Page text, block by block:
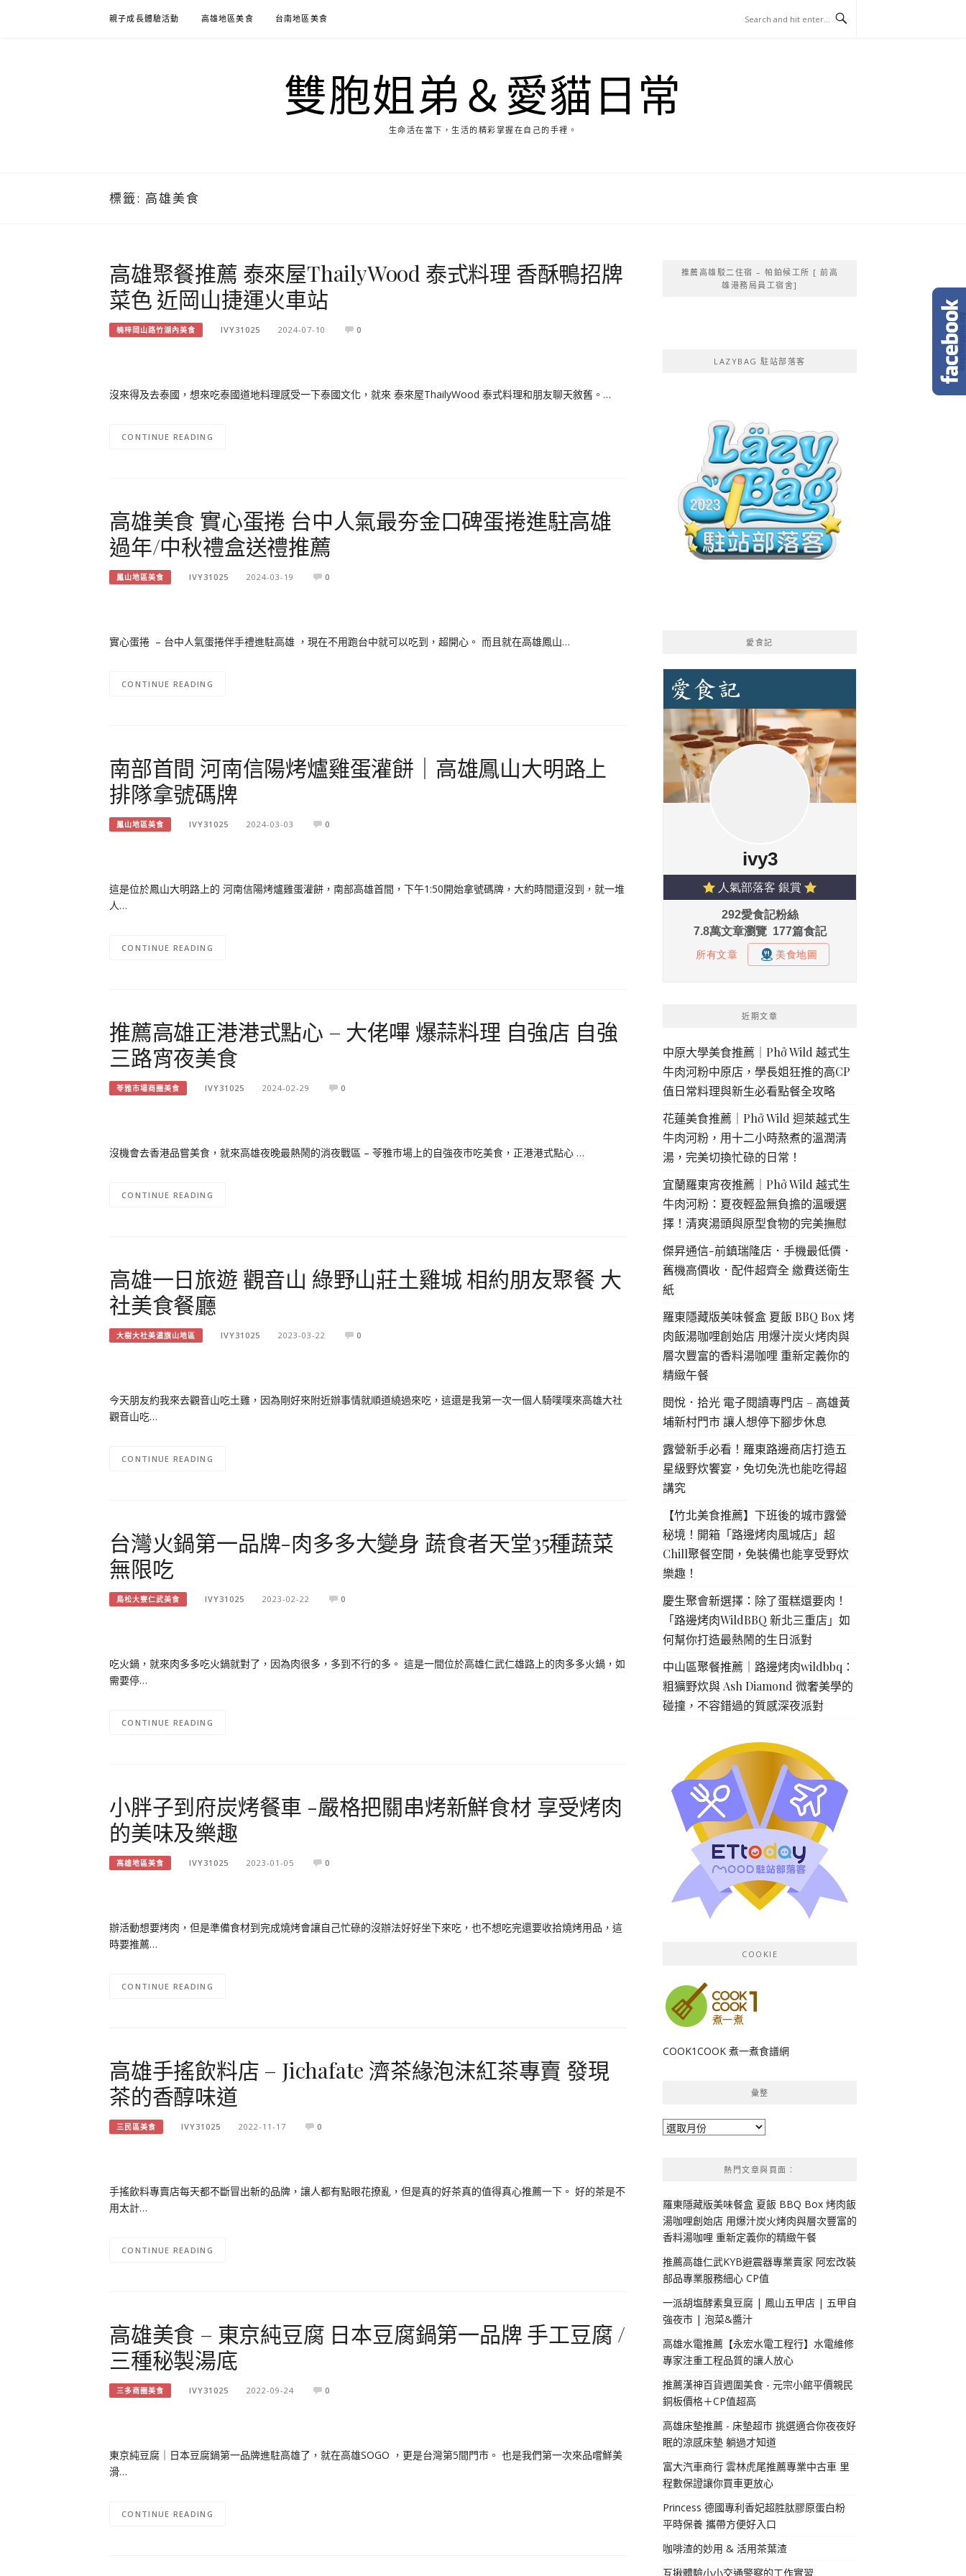
親子成長體驗活動 高雄地區美食 台南地區美食
雙胞姐弟＆愛貓日常
生命活在當下，生活的精彩掌握在自己的手裡。
標籤: 高雄美食
高雄聚餐推薦 泰來屋ThailyWood 泰式料理 香酥鴨招牌
菜色 近岡山捷運火車站
楠梓岡山路竹湖內美食 IVY31025 2024-07-10 0
沒來得及去泰國，想來吃泰國道地料理感受一下泰國文化，就來 泰來屋ThailyWood 泰式料理和朋友聊天敘舊。…
CONTINUE READING
高雄美食 實心蛋捲 台中人氣最夯金口碑蛋捲進駐高雄
過年/中秋禮盒送禮推薦
鳳山地區美食 IVY31025 2024-03-19 0
實心蛋捲 – 台中人氣蛋捲伴手禮進駐高雄 ，現在不用跑台中就可以吃到，超開心。 而且就在高雄鳳山…
CONTINUE READING
南部首間 河南信陽烤爐雞蛋灌餅｜高雄鳳山大明路上
排隊拿號碼牌
鳳山地區美食 IVY31025 2024-03-03 0
這是位於鳳山大明路上的 河南信陽烤爐雞蛋灌餅，南部高雄首間，下午1:50開始拿號碼牌，大約時間還沒到，就一堆
人…
CONTINUE READING
推薦高雄正港港式點心 – 大佬嗶 爆蒜料理 自強店 自強
三路宵夜美食
苓雅市場商圈美食 IVY31025 2024-02-29 0
沒機會去香港品嘗美食，就來高雄夜晚最熱鬧的消夜戰區 – 苓雅市場上的自強夜市吃美食，正港港式點心 …
CONTINUE READING
高雄一日旅遊 觀音山 綠野山莊土雞城 相約朋友聚餐 大
社美食餐廳
大樹大社美濃旗山地區 IVY31025 2023-03-22 0
今天朋友約我來去觀音山吃土雞，因為剛好來附近辦事情就順道繞過來吃，這還是我第一次一個人騎噗噗來高雄大社
觀音山吃…
CONTINUE READING
台灣火鍋第一品牌-肉多多大變身 蔬食者天堂35種蔬菜
無限吃
鳥松大寮仁武美食 IVY31025 2023-02-22 0
吃火鍋，就來肉多多吃火鍋就對了，因為肉很多，多到不行的多。 這是一間位於高雄仁武仁雄路上的肉多多火鍋，如
需要停…
CONTINUE READING
小胖子到府炭烤餐車 -嚴格把關串烤新鮮食材 享受烤肉
的美味及樂趣
高雄地區美食 IVY31025 2023-01-05 0
辦活動想要烤肉，但是準備食材到完成燒烤會讓自己忙碌的沒辦法好好坐下來吃，也不想吃完還要收拾燒烤用品，這
時要推薦…
CONTINUE READING
高雄手搖飲料店 – Jichafate 濟茶緣泡沫紅茶專賣 發現
茶的香醇味道
三民區美食 IVY31025 2022-11-17 0
手搖飲料專賣店每天都不斷冒出新的品牌，讓人都有點眼花撩亂，但是真的好茶真的值得真心推薦一下。 好的茶是不
用太計…
CONTINUE READING
高雄美食 – 東京純豆腐 日本豆腐鍋第一品牌 手工豆腐 /
三種秘製湯底
三多商圈美食 IVY31025 2022-09-24 0
東京純豆腐｜日本豆腐鍋第一品牌進駐高雄了，就在高雄SOGO ，更是台灣第5間門市。 也是我們第一次來品嚐鮮美
滑…
CONTINUE READING
推薦高雄駁二住宿 – 帕鉑候工所 [ 前高
雄港務局員工宿舍]
LAZYBAG 駐站部落客
愛食記
近期文章
中原大學美食推薦｜Phở Wild 越式生
牛肉河粉中原店，學長姐狂推的高CP
值日常料理與新生必看點餐全攻略
花蓮美食推薦｜Phở Wild 迴萊越式生
牛肉河粉，用十二小時熬煮的溫潤清
湯，完美切換忙碌的日常！
宜蘭羅東宵夜推薦｜Phở Wild 越式生
牛肉河粉：夏夜輕盈無負擔的溫暖選
擇！清爽湯頭與原型食物的完美撫慰
傑昇通信-前鎮瑞隆店．手機最低價．
舊機高價收．配件超齊全 繳費送衛生
紙
羅東隱藏版美味餐盒 夏飯 BBQ Box 烤
肉飯湯咖哩創始店 用爆汁炭火烤肉與
層次豐富的香料湯咖哩 重新定義你的
精緻午餐
閱悅．拾光 電子閱讀專門店 – 高雄黃
埔新村門市 讓人想停下腳步休息
露營新手必看！羅東路邊商店打造五
星級野炊饗宴，免切免洗也能吃得超
講究
【竹北美食推薦】下班後的城市露營
秘境！開箱「路邊烤肉風城店」超
Chill聚餐空間，免裝備也能享受野炊
樂趣！
慶生聚會新選擇：除了蛋糕還要肉！
「路邊烤肉WildBBQ 新北三重店」如
何幫你打造最熱鬧的生日派對
中山區聚餐推薦｜路邊烤肉wildbbq：
粗獷野炊與 Ash Diamond 微奢美學的
碰撞，不容錯過的質感深夜派對
COOKIE
COOK1COOK 煮一煮食譜網
彙整
彙
熱門文章與頁面︰
羅東隱藏版美味餐盒 夏飯 BBQ Box 烤肉飯
湯咖哩創始店 用爆汁炭火烤肉與層次豐富的
香料湯咖哩 重新定義你的精緻午餐
推薦高雄仁武KYB避震器專業賣家 阿宏改裝
部品專業服務細心 CP值
一派胡塩酵素臭豆腐 | 鳳山五甲店 | 五甲自
強夜市 | 泡菜&醬汁
高雄水電推薦【永宏水電工程行】水電維修
專家注重工程品質的讓人放心
推薦漢神百貨週圍美食 - 元宗小館平價親民
銅板價格＋CP值超高
高雄床墊推薦 - 床墊超市 挑選適合你夜夜好
眠的涼感床墊 躺過才知道
富大汽車商行 雲林虎尾推薦專業中古車 里
程數保證讓你買車更放心
Princess 德國專利香妃超胜肽膠原蛋白粉
平時保養 攜帶方便好入口
咖啡渣的妙用 & 活用茶葉渣
互揪體驗小小交通警察的工作實習